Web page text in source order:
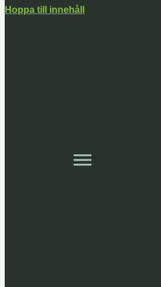
Hoppa till innehåll